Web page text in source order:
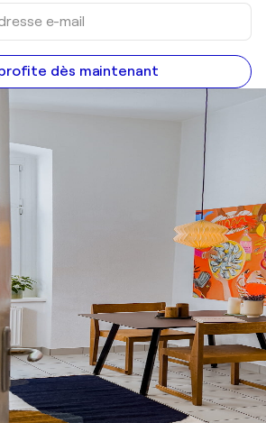
dès maintenant